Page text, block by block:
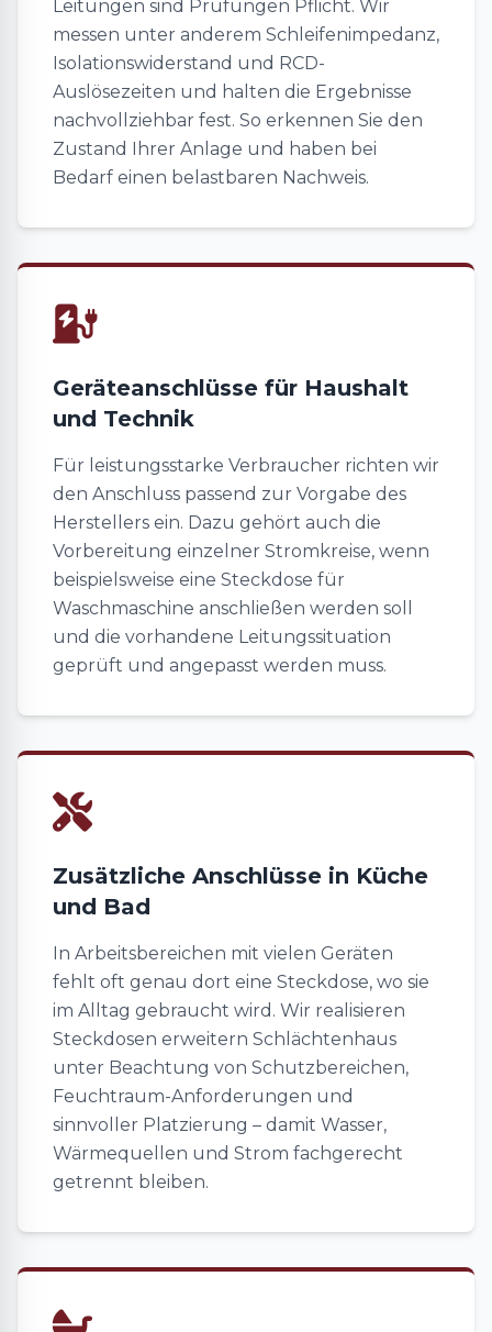
Leitungen sind Prüfungen Pflicht. Wir
messen unter anderem Schleifenimpedanz,
Isolationswiderstand und RCD-
Auslösezeiten und halten die Ergebnisse
nachvollziehbar fest. So erkennen Sie den
Zustand Ihrer Anlage und haben bei
Bedarf einen belastbaren Nachweis.
Geräteanschlüsse für Haushalt
und Technik
Für leistungsstarke Verbraucher richten wir
den Anschluss passend zur Vorgabe des
Herstellers ein. Dazu gehört auch die
Vorbereitung einzelner Stromkreise, wenn
beispielsweise eine Steckdose für
Waschmaschine anschließen werden soll
und die vorhandene Leitungssituation
geprüft und angepasst werden muss.
Zusätzliche Anschlüsse in Küche
und Bad
In Arbeitsbereichen mit vielen Geräten
fehlt oft genau dort eine Steckdose, wo sie
im Alltag gebraucht wird. Wir realisieren
Steckdosen erweitern Schlächtenhaus
unter Beachtung von Schutzbereichen,
Feuchtraum-Anforderungen und
sinnvoller Platzierung – damit Wasser,
Wärmequellen und Strom fachgerecht
getrennt bleiben.